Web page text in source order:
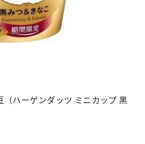
ハーゲンダッツ ミニカップ 黒